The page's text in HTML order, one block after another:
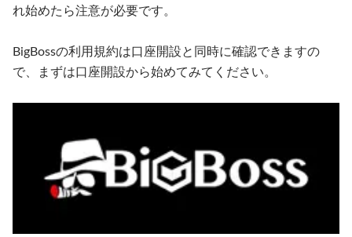
れ始めたら注意が必要です。
BigBossの利用規約は口座開設と同時に確認できますの
で、まずは口座開設から始めてみてください。